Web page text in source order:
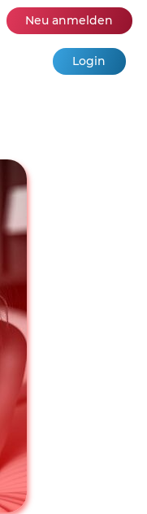
Neu anmelden
Login